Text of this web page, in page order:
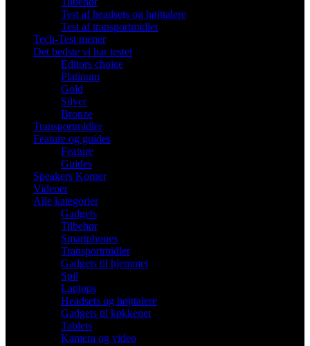
Test af headsets og højttalere
Test af transportmidler
Tech-Test mener
Det bedste vi har testet
Editors choice
Platinum
Gold
Silver
Bronze
Transportmidler
Feature og guides
Feature
Guides
Speakers Korner
Videoer
Alle kategorier
Gadgets
Tilbehør
Smartphones
Transportmidler
Gadgets til hjemmet
Spil
Laptops
Headsets og højttalere
Gadgets til køkkenet
Tablets
Kamera og video